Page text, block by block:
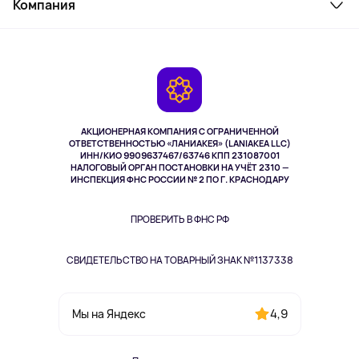
АКЦИОНЕРНАЯ КОМПАНИЯ С ОГРАНИЧЕННОЙ
ОТВЕТСТВЕННОСТЬЮ «ЛАНИАКЕЯ» (LANIAKEA LLC)
ИНН/КИО 9909637467/63746 КПП 231087001
НАЛОГОВЫЙ ОРГАН ПОСТАНОВКИ НА УЧЁТ 2310 —
ИНСПЕКЦИЯ ФНС РОССИИ № 2 ПО Г. КРАСНОДАРУ
ПРОВЕРИТЬ В ФНС РФ
СВИДЕТЕЛЬСТВО НА ТОВАРНЫЙ ЗНАК №1137338
Мы на Яндекс 4,9
Здоровье питомцев
Одежда и аксессуары
Как заказать
Компания